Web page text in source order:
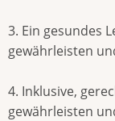
3. Ein gesundes
gewährleisten
4. Inklusive,
gewährleisten